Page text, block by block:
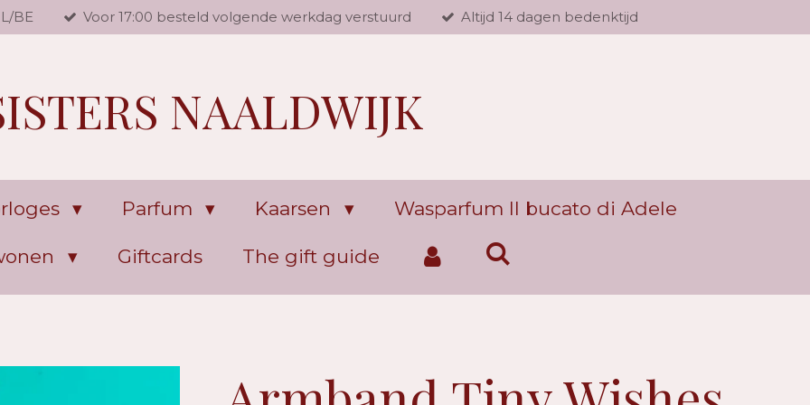
BE Voor 17:00 besteld volgende werkdag verstuurd Altijd 14 dagen bedenktijd
NAALDWIJK
Parfum Kaarsen Wasparfum Il bucato di Adele
Giftcards The gift guide